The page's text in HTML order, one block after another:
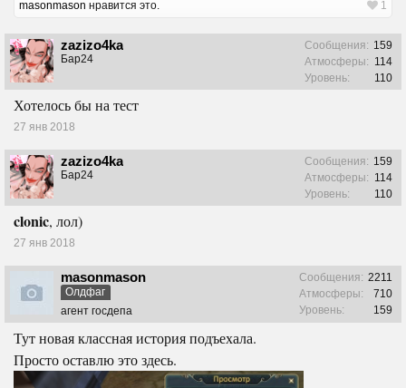
masonmason нравится это. 1
zazizo4ka
Бар24
Сообщения: 159
Атмосферы: 114
Уровень:
110
Хотелось бы на тест
27 янв 2018
zazizo4ka
Бар24
Сообщения: 159
Атмосферы: 114
Уровень:
110
clonic, лол)
27 янв 2018
masonmason
Олдфаг
агент госдепа
Сообщения: 2211
Атмосферы:
710
Уровень:
159
Тут новая классная история подъехала.
Просто оставлю это здесь.